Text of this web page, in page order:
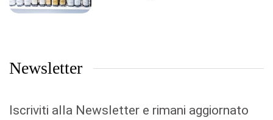
Newsletter
Iscriviti alla Newsletter e rimani aggiornato